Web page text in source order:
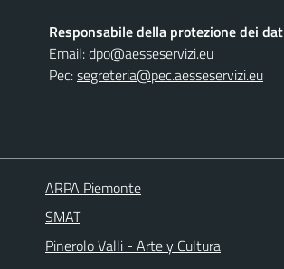
Responsabile della protezione dei
Email:dpo@aesseservizi.eu
Pec:segreteria@pec.aesseservizi.eu
ARPA Piemonte
SMAT
Pinerolo Valli - Arte y Cultura